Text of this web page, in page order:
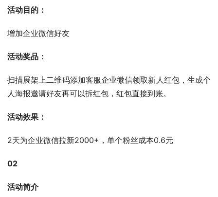
活动目的：
增加企业微信好友
活动奖品：
扫描展架上二维码添加客服企业微信领取新人红包，生成个
人海报邀请好友再可以拆红包，红包直接到账。
活动效果：
2天为企业微信拉新2000+，单个粉丝成本0.6元
02
活动简介